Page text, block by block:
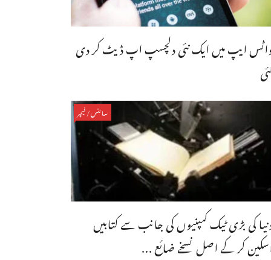
ایپ میں ایک نئی دلچسپ اپ ڈیٹ کر دی
سائنس/فیچر
کی بڑی ٹیک کمپنیوں کی جانب سے کتابیں
کر کے اصل نسخے ضائع ...